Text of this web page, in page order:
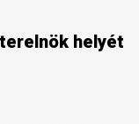
helyét